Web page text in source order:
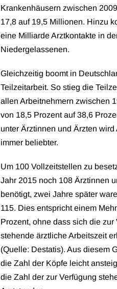
Krankenhäusern zwischen
17,8 auf 19,5 Millionen. Hinzu
eine Milliarde Arztkontakte in
Niedergelassenen.
Gleichzeitig boomt in
Teilzeitarbeit. So stieg die
allen Arbeitnehmern zwischen
von 18,5 Prozent auf 38,6
unter Ärztinnen und Ärzten wird
immer beliebter.
Um 100 Vollzeitstellen zu
Jahr 2015 noch 108 Ärztinnen
benötigt, zwei Jahre später
115. Dies entspricht einem
Prozent, ohne dass sich die zur
stehende ärztliche Arbeitszeit
(Quelle: Destatis). Aus diesem
die Zahl der Köpfe leicht
die Zahl der zur Verfügung